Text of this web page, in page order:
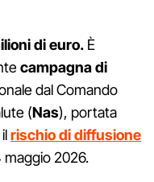
di euro. È
campagna di
dal Comando
(Nas), portata
rischio di diffusione
maggio 2026.